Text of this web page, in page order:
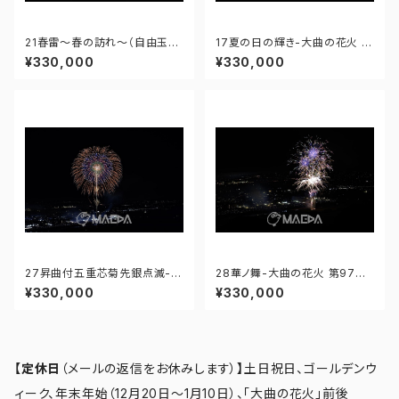
21春雷～春の訪れ～（自由玉）-
大曲の花火 第97回全国花火競
技大会 - 176671211987818
¥330,000
17夏の日の輝き-大曲の花火 第
97回全国花火競技大会 - 176
671211647275
¥330,000
27昇曲付五重芯菊先銀点滅-大
曲の花火 第97回全国花火競技
大会 - 176675698053510
¥330,000
28華ノ舞-大曲の花火 第97回
全国花火競技大会 - 1766757
58036026
¥330,000
【定休日 （メールの返信をお休みします）】 土日祝日、ゴールデンウ
ィーク、年末年始（12月20日～1月10日）、「大曲の花火」前後